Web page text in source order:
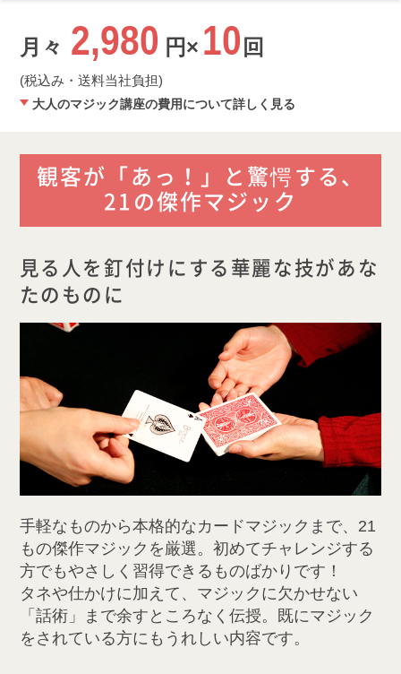
月々 2,980 円× 10 回
(税込み・送料当社負担)
大人のマジック講座の費用について詳しく見る
観客が「あっ！」と驚愕する、
21の傑作マジック
見る人を釘付けにする華麗な技があな
たのものに
手軽なものから本格的なカードマジックまで、21
もの傑作マジックを厳選。初めてチャレンジする
方でもやさしく習得できるものばかりです！
タネや仕かけに加えて、マジックに欠かせない
「話術」まで余すところなく伝授。既にマジック
をされている方にもうれしい内容です。